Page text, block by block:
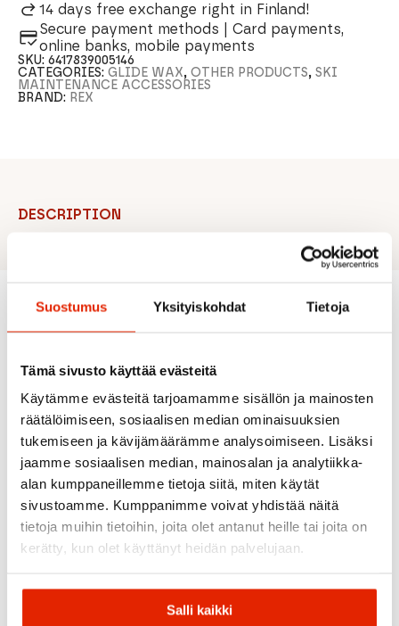
Suostumus Yksityiskohdat Tietoja
Tämä sivusto käyttää evästeitä
Käytämme evästeitä tarjoamamme sisällön ja mainosten
räätälöimiseen, sosiaalisen median ominaisuuksien
tukemiseen ja kävijämäärämme analysoimiseen. Lisäksi
jaamme sosiaalisen median, mainosalan ja analytiikka-
alan kumppaneillemme tietoja siitä, miten käytät
sivustoamme. Kumppanimme voivat yhdistää näitä
tietoja muihin tietoihin, joita olet antanut heille tai joita on
kerätty, kun olet käyttänyt heidän palvelujaan.
Salli kaikki
14 days free exchange right in Finland!
Secure payment methods | Card payments,
online banks, mobile payments
SKU:6417839005146
CATEGORIES:GLIDE WAX,OTHER PRODUCTS,SKI
MAINTENANCE ACCESSORIES
BRAND: REX
DESCRIPTION
Recommended for you
Vauhti
Cleaner
Rex
Anti-Ice
Swix
Swix
40G
Swix
SALE
Swix
HS7
LIQ.
Swix
SALE